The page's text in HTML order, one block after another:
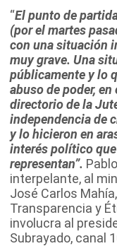
“El punto de
(por el martes
con una situación
muy grave. Una
públicamente y lo
abuso de poder,
directorio de la
independencia de
y lo hicieron en
interés político
representan”.
interpelante, al
José Carlos
Transparencia y
involucra al
Subrayado, canal